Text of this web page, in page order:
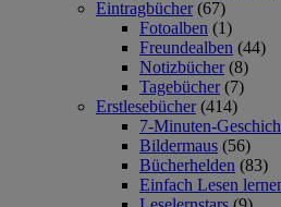
Eintragbücher (67)
Fotoalben (1)
Freundealben (44)
Notizbücher (8)
Tagebücher (7)
Erstlesebücher (414)
7-Minuten-
Bildermaus (56)
Bücherhelden (83)
Einfach Lesen